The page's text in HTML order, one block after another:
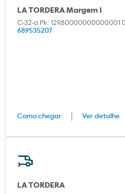
LA TORDERA Margem I
C-32-a Pk: 129,80000000000001
689535207
Como chegar Ver detalhe
LA TORDERA